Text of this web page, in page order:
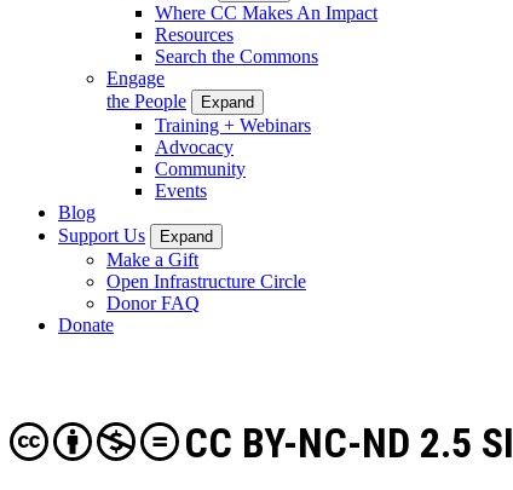
Where CC Makes An Impact
Resources
Search the Commons
Engage
the People
Expand
Training + Webinars
Advocacy
Community
Events
Blog
Support Us
Expand
Make a Gift
Open Infrastructure Circle
Donor FAQ
Donate
CC BY-NC-ND 2.5 SI